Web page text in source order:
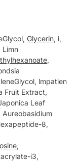
Glycerin, i,
Limn
,
lmpatien
Fruit Extract,
Leaf
Aureobasidium
8,
,
i3,